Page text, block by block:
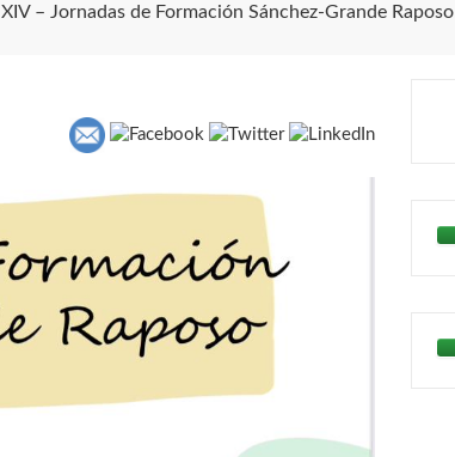
XIV – Jornadas de Formación Sánchez-Grande Raposo